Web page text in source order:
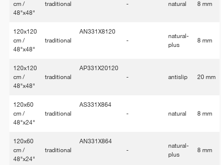
cm /
48"x48"
traditional
-
natural 8 mm
120x120
cm /
48"x48"
traditional
AN331X8120
-
natural-
plus
8 mm
120x120
cm /
48"x48"
traditional
AP331X20120
-
antislip 20 mm
120x60
cm /
48"x24"
traditional
AS331X864
-
natural 8 mm
120x60
cm /
48"x24"
traditional
AN331X864
-
natural-
plus
8 mm